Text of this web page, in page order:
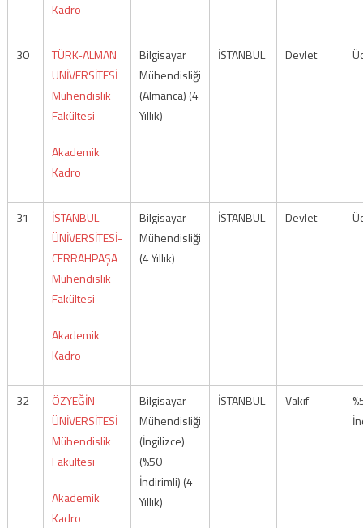
Kadro
30
TÜRK-ALMAN
ÜNİVERSİTESİ
Mühendislik
Fakültesi
Akademik
Kadro
Bilgisayar
Mühendisliği
(Almanca) (4
Yıllık)
İSTANBUL Devlet
31
İSTANBUL
ÜNİVERSİTESİ-
CERRAHPAŞA
Mühendislik
Fakültesi
Akademik
Kadro
Bilgisayar
Mühendisliği
(4 Yıllık)
İSTANBUL Devlet
32
ÖZYEĞİN
ÜNİVERSİTESİ
Mühendislik
Fakültesi
Akademik
Kadro
Bilgisayar
Mühendisliği
(İngilizce)
(%50
İndirimli) (4
Yıllık)
İSTANBUL Vakıf